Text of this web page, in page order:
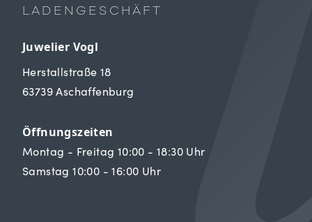
LADENGESCHÄFT
Juwelier Vogl
Herstallstraße 18
63739 Aschaffenburg
Öffnungszeiten
Montag - Freitag 10:00 - 18:30 Uhr
Samstag 10:00 - 16:00 Uhr